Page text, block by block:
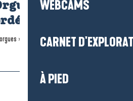
WEBCAMS
CARNET
À PIED
- Concert
», un concert unique d’orgue dans la